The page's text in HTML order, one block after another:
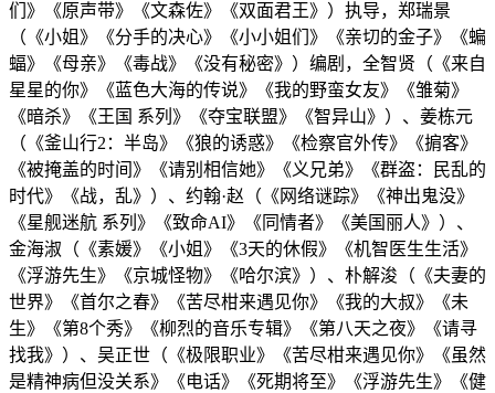
们》《原声带》《文森佐》《双面君王》）执导，郑瑞景
（《小姐》《分手的决心》《小小姐们》《亲切的金子》《蝙
蝠》《母亲》《毒战》《没有秘密》）编剧，全智贤（《来自
星星的你》《蓝色大海的传说》《我的野蛮女友》《雏菊》
《暗杀》《王国 系列》《夺宝联盟》《智异山》）、姜栋元
（《釜山行2：半岛》《狼的诱惑》《检察官外传》《掮客》
《被掩盖的时间》《请别相信她》《义兄弟》《群盗：民乱的
时代》《战，乱》）、约翰·赵（《网络谜踪》《神出鬼没》
《星舰迷航 系列》《致命AI》《同情者》《美国丽人》）、
金海淑（《素媛》《小姐》《3天的休假》《机智医生生活》
《浮游先生》《京城怪物》《哈尔滨》）、朴解浚（《夫妻的
世界》《首尔之春》《苦尽柑来遇见你》《我的大叔》《未
生》《第8个秀》《柳烈的音乐专辑》《第八天之夜》《请寻
找我》）、吴正世（《极限职业》《苦尽柑来遇见你》《虽然
是精神病但没关系》《电话》《死期将至》《浮游先生》《健